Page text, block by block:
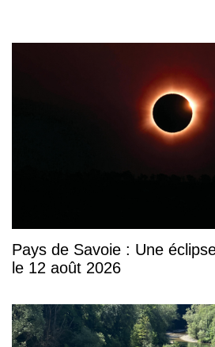
Pays de Savoie : Une
le 12 août 2026